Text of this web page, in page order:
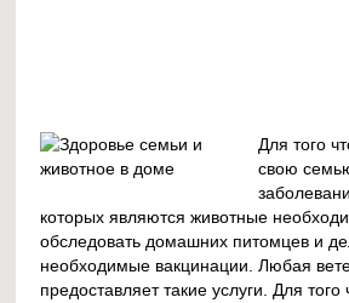
Для того
свою
которых являются животные
обследовать домашних питомцев и
необходимые вакцинации. Любая
предоставляет такие услуги. Для